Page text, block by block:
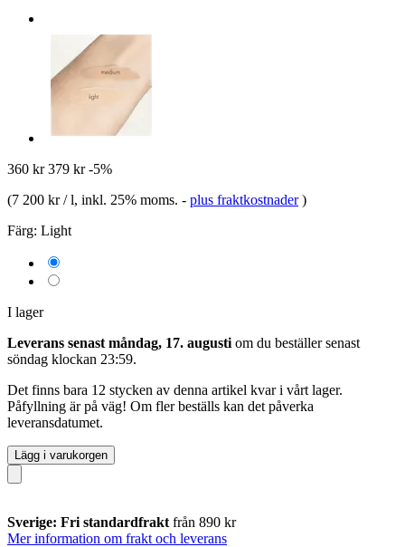
360 kr 379 kr -5%
(7 200 kr / l, inkl. 25% moms. - plus fraktkostnader )
Färg: Light
I lager
Leverans senast måndag, 17. augusti om du beställer senast
söndag klockan 23:59.
Det finns bara 12 stycken av denna artikel kvar i vårt lager.
Påfyllning är på väg! Om fler beställs kan det påverka
leveransdatumet.
Lägg i varukorgen
Sverige: Fri standardfrakt från 890 kr
Mer information om frakt och leverans